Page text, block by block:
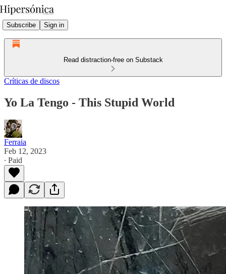
Subscribe Sign in
Read distraction-free on Substack
Críticas de discos
Yo La Tengo - This Stupid World
Ferraia
Feb 12, 2023
∙ Paid